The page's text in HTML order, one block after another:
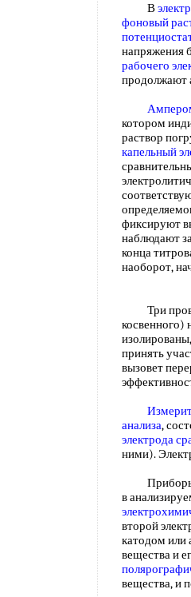
В
фоновый
напряжения
рабочего
продолжают
котором
раствор
капельный
фиксируют
наблюдают
конца
наоборот,
Три
косвенного)
принять
вызовет
анализа,
электрода
ними).
в
второй
катодом или
вещества и
вещества, и